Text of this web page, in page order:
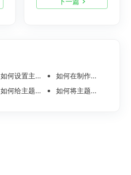
如何设置主题节点内的文本方向
如何在制作组织架构思维导图时添加旁支型架构
如何给主题节点插入一个标注？ 如何将主题节点中的图片一键转为思维导图？